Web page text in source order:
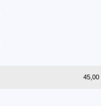
45,00